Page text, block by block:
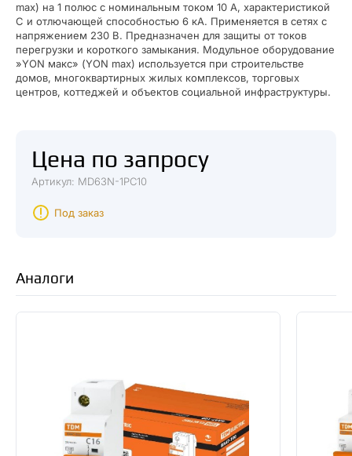
max) на 1 полюс с номинальным током 10 А, характеристикой
C и отлючающей способностью 6 кА. Применяется в сетях с
напряжением 230 В. Предназначен для защиты от токов
перегрузки и короткого замыкания. Модульное оборудование
»YON макс» (YON max) используется при строительстве
домов, многоквартирных жилых комплексов, торговых
центров, коттеджей и объектов социальной инфраструктуры.
Цена по запросу
Артикул: MD63N-1PC10
Под заказ
Аналоги